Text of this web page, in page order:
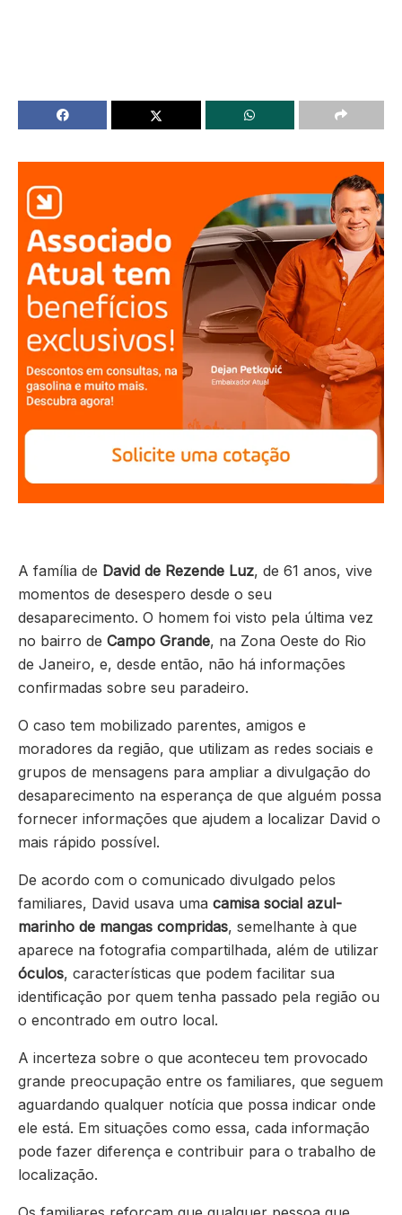
A família de David de Rezende Luz, de 61 anos, vive
momentos de desespero desde o seu
desaparecimento. O homem foi visto pela última vez
no bairro de Campo Grande, na Zona Oeste do Rio
de Janeiro, e, desde então, não há informações
confirmadas sobre seu paradeiro.
O caso tem mobilizado parentes, amigos e
moradores da região, que utilizam as redes sociais e
grupos de mensagens para ampliar a divulgação do
desaparecimento na esperança de que alguém possa
fornecer informações que ajudem a localizar David o
mais rápido possível.
De acordo com o comunicado divulgado pelos
familiares, David usava uma camisa social azul-
marinho de mangas compridas, semelhante à que
aparece na fotografia compartilhada, além de utilizar
óculos, características que podem facilitar sua
identificação por quem tenha passado pela região ou
o encontrado em outro local.
A incerteza sobre o que aconteceu tem provocado
grande preocupação entre os familiares, que seguem
aguardando qualquer notícia que possa indicar onde
ele está. Em situações como essa, cada informação
pode fazer diferença e contribuir para o trabalho de
localização.